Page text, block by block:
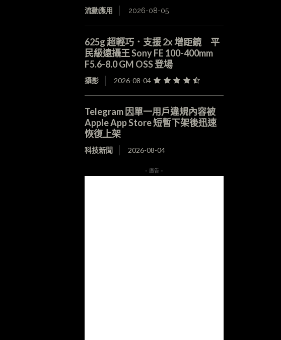
流動應用 2026-08-05
625g 超輕巧．支援 2x 增距鏡 平
民級遠攝王 Sony FE 100-400mm
F5.6-8.0 GM OSS 登場
攝影 2026-08-04
Telegram 因單一用戶違規內容被
Apple App Store 短暫下架後迅速
恢復上架
科技新聞 2026-08-04
- 廣告 -